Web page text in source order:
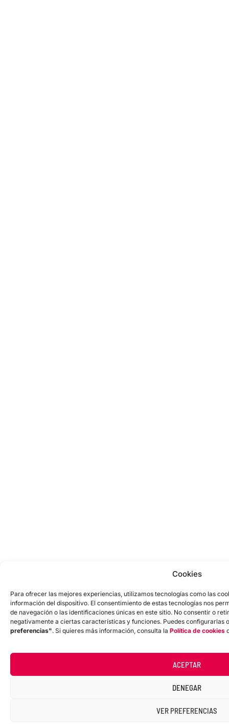
Cookies
Para ofrecer las mejores experiencias, utilizamos tecnologías como las
información del dispositivo. El consentimiento de estas tecnologías nos
de navegación o las identificaciones únicas en este sitio. No consentir o
negativamente a ciertas características y funciones. Puedes configurarlas
preferencias". Si quieres más información, consulta la Política de cookies
ACEPTAR
DENEGAR
VER PREFERENCIAS